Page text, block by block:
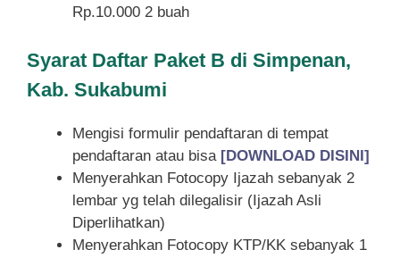
Rp.10.000 2 buah
Syarat Daftar Paket B di Simpenan,
Kab. Sukabumi
Mengisi formulir pendaftaran di tempat
pendaftaran atau bisa [DOWNLOAD DISINI]
Menyerahkan Fotocopy Ijazah sebanyak 2
lembar yg telah dilegalisir (Ijazah Asli
Diperlihatkan)
Menyerahkan Fotocopy KTP/KK sebanyak 1